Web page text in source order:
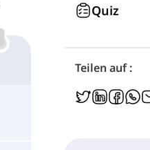
Quiz
Teilen auf :